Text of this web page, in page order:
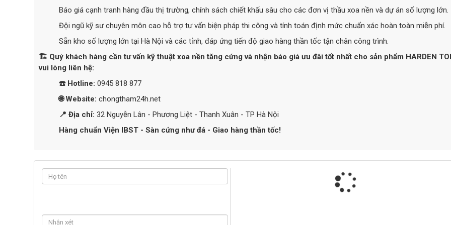
Báo giá cạnh tranh hàng đầu thị trường, chính sách chiết khấu sâu cho các đơn vị thầu xoa nền và dự án số lượng lớn.
Đội ngũ kỹ sư chuyên môn cao hỗ trợ tư vấn biện pháp thi công và tính toán định mức chuẩn xác hoàn toàn miễn phí.
Sẵn kho số lượng lớn tại Hà Nội và các tỉnh, đáp ứng tiến độ giao hàng thần tốc tận chân công trình.
🏗️ Quý khách hàng cần tư vấn kỹ thuật xoa nền tăng cứng và nhận báo giá ưu đãi tốt nhất cho sản phẩm HARDEN
vui lòng liên hệ:
☎️ Hotline: 0945 818 877
🌐 Website: chongtham24h.net
📍 Địa chỉ: 32 Nguyễn Lân - Phương Liệt - Thanh Xuân - TP Hà Nội
Hàng chuẩn Viện IBST - Sàn cứng như đá - Giao hàng thần tốc!